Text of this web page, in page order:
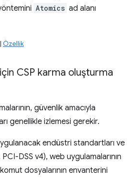
Atomics ad alanı
| Özellik
CSP karma oluşturma
güvenlik amacıyla
genellikle izlemesi gerekir.
endüstri standartları ve
DSS v4), web uygulamalarının
dosyalarının envanterini